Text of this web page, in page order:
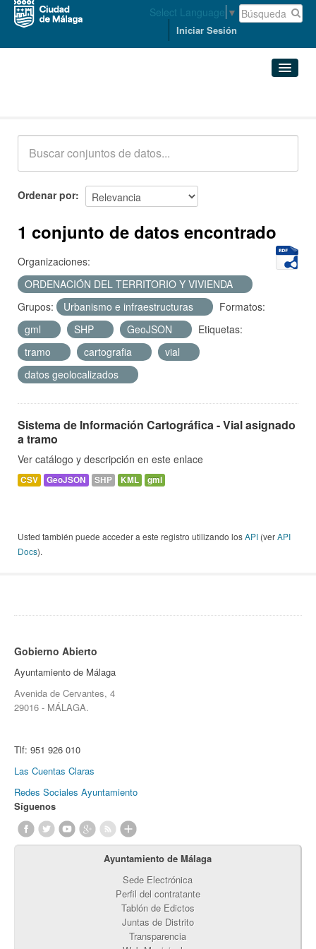
Select Language ▼
Iniciar Sesión
Acerca de
Ordenar por
1 conjunto de datos encontrado
Organizaciones:
ORDENACIÓN DEL TERRITORIO Y VIVIENDA
Grupos:
Urbanismo e infraestructuras
Formatos:
gml
SHP GeoJSON
Etiquetas:
tramo
cartografia
vial
datos geolocalizados
Sistema de Información Cartográfica - Vial asignado
a tramo
Ver catálogo y descripción en este enlace
CSV GeoJSON SHP KML gml
Usted también puede acceder a este registro utilizando losAPI (verAPI
Docs).
Gobierno Abierto
Ayuntamiento de Málaga
Avenida de Cervantes, 4
29016 - MÁLAGA.
Tlf: 951 926 010
Las Cuentas Claras
Redes Sociales Ayuntamiento
Síguenos
Ayuntamiento de Málaga
Sede Electrónica
Perfil del contratante
Tablón de Edictos
Juntas de Distrito
Transparencia